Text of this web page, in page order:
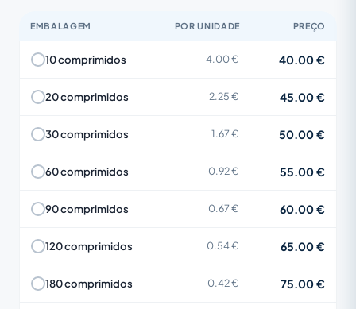
EMBALAGEM POR UNIDADE PREÇO
10 comprimidos 4.00 € 40.00 €
20 comprimidos 2.25 € 45.00 €
30 comprimidos 1.67 € 50.00 €
60 comprimidos 0.92 € 55.00 €
90 comprimidos 0.67 € 60.00 €
120 comprimidos 0.54 € 65.00 €
180 comprimidos 0.42 € 75.00 €